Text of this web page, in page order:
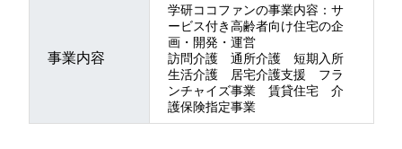
事業内容
学研ココファンの事業内容：サ
ービス付き高齢者向け住宅の企
画・開発・運営
訪問介護 通所介護 短期入所
生活介護 居宅介護支援 フラ
ンチャイズ事業 賃貸住宅 介
護保険指定事業